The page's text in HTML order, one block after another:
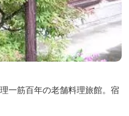
一筋百年の老舗料理旅館。宿